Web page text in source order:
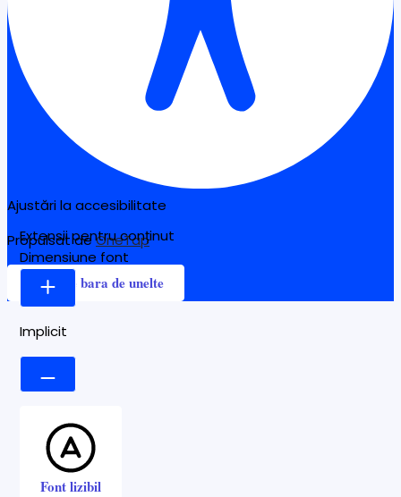
Ajustări la accesibilitate
Propulsat deOneTap
Ascunde bara de unelte
Extensii pentru conținut
Dimensiune font
Implicit
Font lizibil